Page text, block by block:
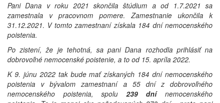
Pani Dana v roku 2021 skončila štúdium a od 1.7.2021 sa
zamestnala v pracovnom pomere. Zamestnanie ukončila k
31.12.2021. V tomto zamestnaní získala 184 dní nemocenského
poistenia.
Po zistení, že je tehotná, sa pani Dana rozhodla prihlásiť na
dobrovoľné nemocenské poistenie, a to od 15. apríla 2022.
K 9. júnu 2022 tak bude mať získaných 184 dní nemocenského
poistenia v bývalom zamestnaní a 55 dní z dobrovoľného
nemocenského poistenia, spolu 239 dnínemocenského